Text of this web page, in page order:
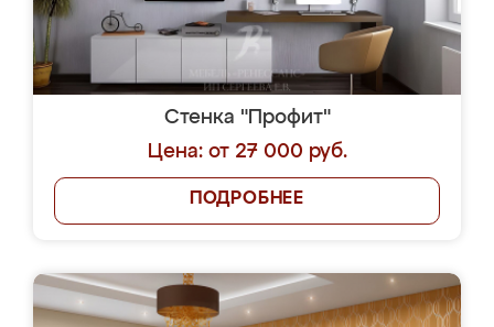
Стенка "Профит"
Цена: от 27 000 руб.
ПОДРОБНЕЕ